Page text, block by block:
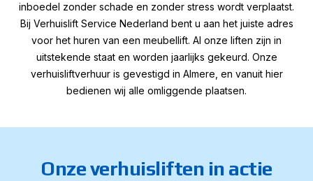
inboedel zonder schade en zonder stress wordt verplaatst.
Bij Verhuislift Service Nederland bent u aan het juiste adres
voor het huren van een meubellift. Al onze liften zijn in
uitstekende staat en worden jaarlijks gekeurd. Onze
verhuisliftverhuur is gevestigd in Almere, en vanuit hier
bedienen wij alle omliggende plaatsen.
Onze verhuisliften in actie